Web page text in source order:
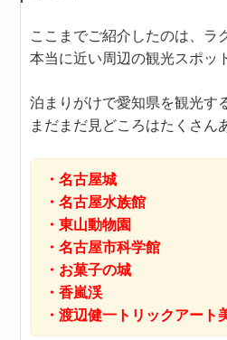
ここまでご紹介したのは、ラ
本当に近い周辺の観光スポッ
泊まりがけで愛知県を観光す
まだまだ見どころはたくさん
・名古屋城
・名古屋水族館
・東山動物園
・名古屋市科学館
・お菓子の城
・香嵐渓
・渡辺健一トリックアート